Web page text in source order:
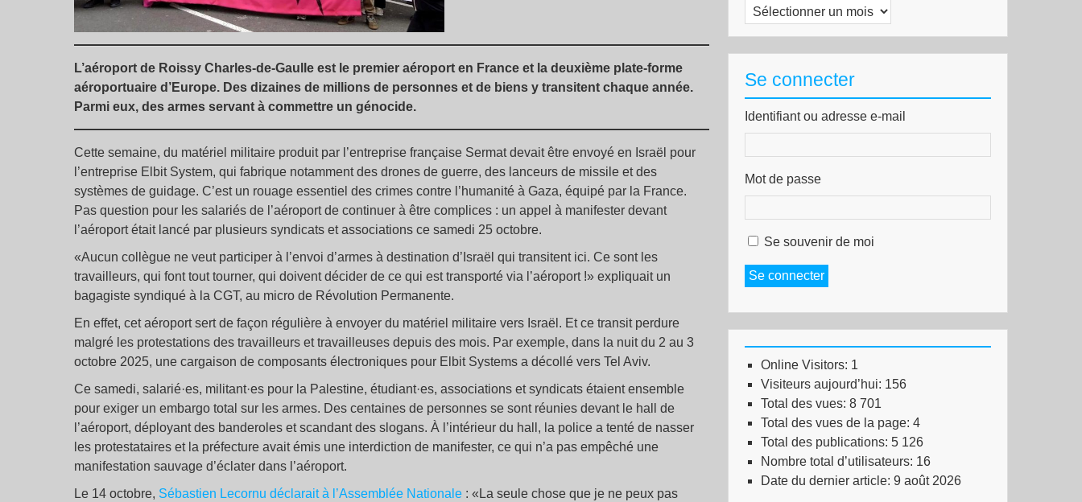
L’aéroport de Roissy Charles-de-Gaulle est le premier aéroport en France et la deuxième plate-forme
aéroportuaire d’Europe. Des dizaines de millions de personnes et de biens y transitent chaque année.
Parmi eux, des armes servant à commettre un génocide.
Cette semaine, du matériel militaire produit par l’entreprise française Sermat devait être envoyé en Israël pour
l’entreprise Elbit System, qui fabrique notamment des drones de guerre, des lanceurs de missile et des
systèmes de guidage. C’est un rouage essentiel des crimes contre l’humanité à Gaza, équipé par la France.
Pas question pour les salariés de l’aéroport de continuer à être complices : un appel à manifester devant
l’aéroport était lancé par plusieurs syndicats et associations ce samedi 25 octobre.
«Aucun collègue ne veut participer à l’envoi d’armes à destination d’Israël qui transitent ici. Ce sont les
travailleurs, qui font tout tourner, qui doivent décider de ce qui est transporté via l’aéroport !» expliquait un
bagagiste syndiqué à la CGT, au micro de Révolution Permanente.
En effet, cet aéroport sert de façon régulière à envoyer du matériel militaire vers Israël. Et ce transit perdure
malgré les protestations des travailleurs et travailleuses depuis des mois. Par exemple, dans la nuit du 2 au 3
octobre 2025, une cargaison de composants électroniques pour Elbit Systems a décollé vers Tel Aviv.
Ce samedi, salarié·es, militant·es pour la Palestine, étudiant·es, associations et syndicats étaient ensemble
pour exiger un embargo total sur les armes. Des centaines de personnes se sont réunies devant le hall de
l’aéroport, déployant des banderoles et scandant des slogans. À l’intérieur du hall, la police a tenté de nasser
les protestataires et la préfecture avait émis une interdiction de manifester, ce qui n’a pas empêché une
manifestation sauvage d’éclater dans l’aéroport.
Le 14 octobre, Sébastien Lecornu déclarait à l’Assemblée Nationale : «La seule chose que je ne peux pas
Archives
Se connecter
Identifiant ou adresse e-mail
Mot de passe
Se souvenir de moi
Se connecter
Online Visitors: 1
Visiteurs aujourd’hui: 156
Total des vues: 8 701
Total des vues de la page: 4
Total des publications: 5 126
Nombre total d’utilisateurs: 16
Date du dernier article: 9 août 2026